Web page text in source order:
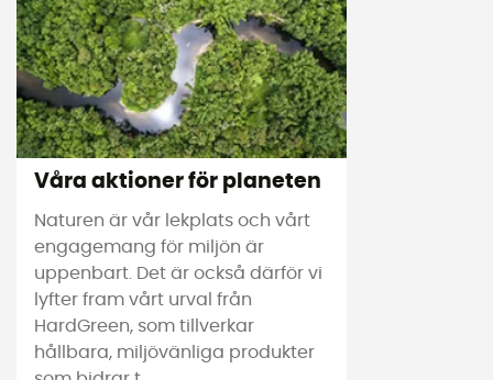
Våra aktioner för planeten
Naturen är vår lekplats och vårt
engagemang för miljön är
uppenbart. Det är också därför vi
lyfter fram vårt urval från
HardGreen, som tillverkar
hållbara, miljövänliga produkter